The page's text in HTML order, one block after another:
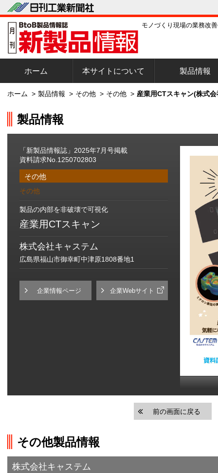
モノづくり現場の業務改
ホーム 本サイトについて 製品情報
ホーム > 製品情報 > その他 > その他 > 産業用CTスキャン(株式
製品情報
「新製品情報誌」2025年7月号掲載
資料請求No.1250702803
その他
その他
製品の内部を非破壊で可視化
産業用CTスキャン
株式会社キャステム
広島県福山市御幸町中津原1808番地1
企業情報ページ 企業Webサイト
前の画面に戻る
その他製品情報
株式会社キャステム